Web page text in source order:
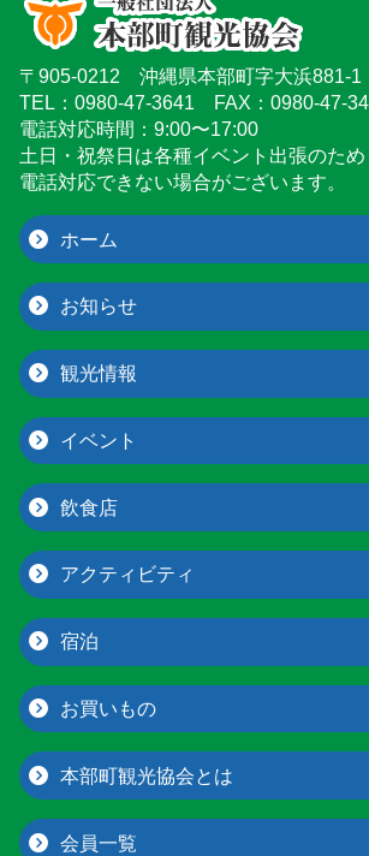
〒905-0212 沖縄県本部町字大浜881-1
TEL：0980-47-3641 FAX：0980-47-
電話対応時間：9:00〜17:00
土日・祝祭日は各種イベント出張のため
電話対応できない場合がございます。
ホーム
お知らせ
観光情報
イベント
飲食店
アクティビティ
宿泊
お買いもの
本部町観光協会とは
会員一覧